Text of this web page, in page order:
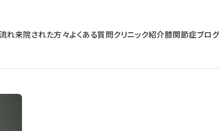
れ来院された方々よくある質問クリニック紹介膝関節症ブログ